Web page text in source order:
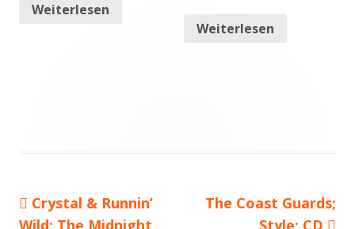
Weiterlesen
Weiterlesen
Beitragsnavigation
Vorheriger
Beitrag:
Crystal & Runnin’
Wild; The Midnight
Nächster
The Coast Guards;
Style; CD